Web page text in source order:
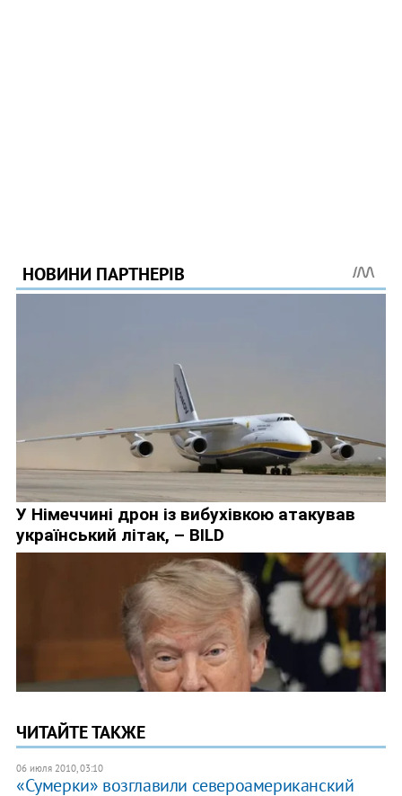
ЧИТАЙТЕ ТАКЖЕ
06 июля 2010, 03:10
«Сумерки» возглавили североамериканский